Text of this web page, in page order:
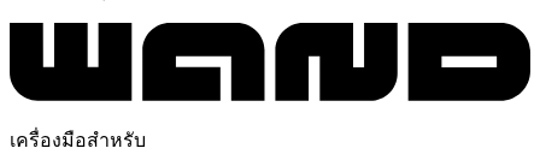
เครื่องมือสำหรับ